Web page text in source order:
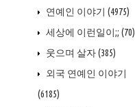
연예인 이야기 (4975)
세상에 이런일이;; (70)
웃으며 살자(385)
외국 연예인 이야기
(6185)